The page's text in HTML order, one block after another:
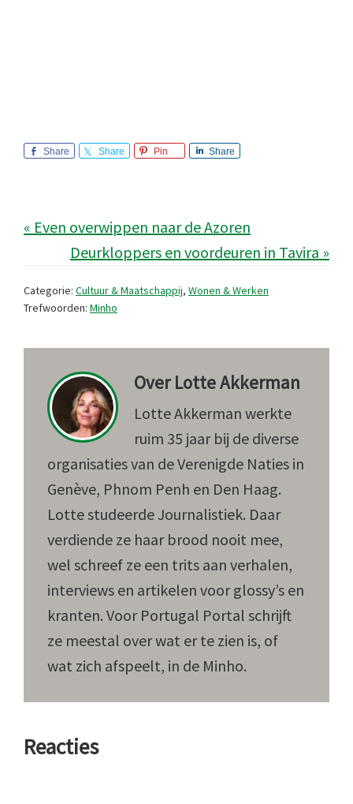
Share Share Pin Share
« Even overwippen naar de Azoren
Deurkloppers en voordeuren in Tavira »
Categorie: Cultuur & Maatschappij, Wonen & Werken
Trefwoorden: Minho
OverLotte Akkerman
Lotte Akkerman werkte
ruim 35 jaar bij de diverse
organisaties van de Verenigde Naties in
Genève, Phnom Penh en Den Haag.
Lotte studeerde Journalistiek. Daar
verdiende ze haar brood nooit mee,
wel schreef ze een trits aan verhalen,
interviews en artikelen voor glossy’s en
kranten. Voor Portugal Portal schrijft
ze meestal over wat er te zien is, of
wat zich afspeelt, in de Minho.
Lees
Reacties